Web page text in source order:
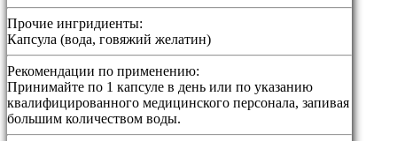
Прочие ингридиенты:
Капсула (вода, говяжий желатин)
Рекомендации по применению:
Принимайте по 1 капсуле в день или по указанию
квалифицированного медицинского персонала, запивая
большим количеством воды.